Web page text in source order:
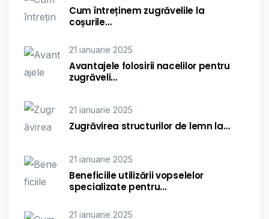
Cum întreținem zugrăvelile la
coșurile…
21 ianuarie 2025
Avantajele folosirii nacelilor pentru
zugrăveli…
21 ianuarie 2025
Zugrăvirea structurilor de lemn la…
21 ianuarie 2025
Beneficiile utilizării vopselelor
specializate pentru…
21 ianuarie 2025